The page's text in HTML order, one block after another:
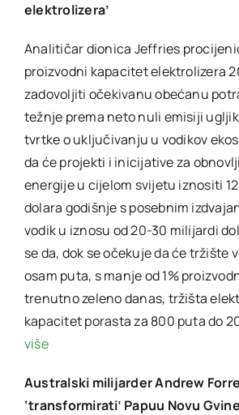
elektrolizera’
Analitičar dionica Jeffries
proizvodni kapacitet elektrolizera
zadovoljiti očekivanu obećanu
težnje prema neto nuli emisiji
tvrtke o uključivanju u vodikov
da će projekti i inicijative za
energije u cijelom svijetu iznositi
dolara godišnje s posebnim
vodik u iznosu od 20-30 milijardi
se da, dok se očekuje da će tržište
osam puta, s manje od 1%
trenutno zeleno danas, tržišta
kapacitet porasta za 800 puta do
više
Australski milijarder Andrew
‘transformirati’ Papuu Novu